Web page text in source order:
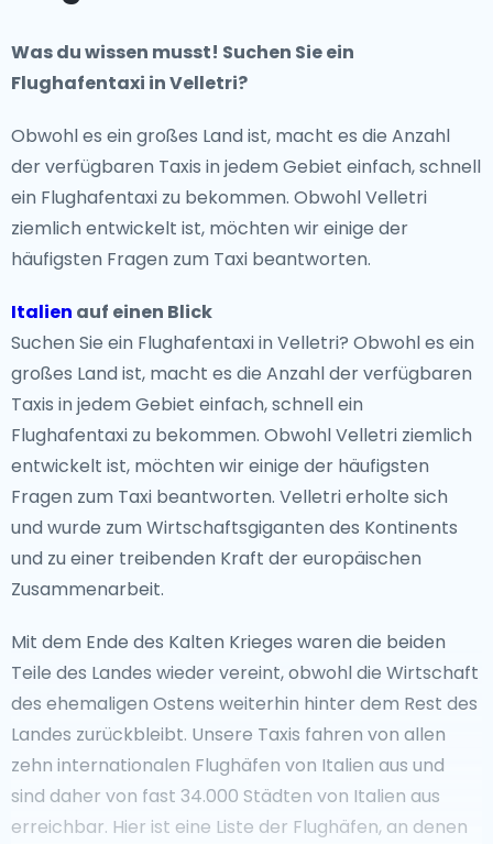
Was du wissen musst! Suchen Sie ein
Flughafentaxi in Velletri?
Obwohl es ein großes Land ist, macht es die Anzahl
der verfügbaren Taxis in jedem Gebiet einfach, schnell
ein Flughafentaxi zu bekommen. Obwohl Velletri
ziemlich entwickelt ist, möchten wir einige der
häufigsten Fragen zum Taxi beantworten.
Italien auf einen Blick
Suchen Sie ein Flughafentaxi in Velletri? Obwohl es ein
großes Land ist, macht es die Anzahl der verfügbaren
Taxis in jedem Gebiet einfach, schnell ein
Flughafentaxi zu bekommen. Obwohl Velletri ziemlich
entwickelt ist, möchten wir einige der häufigsten
Fragen zum Taxi beantworten. Velletri erholte sich
und wurde zum Wirtschaftsgiganten des Kontinents
und zu einer treibenden Kraft der europäischen
Zusammenarbeit.
Mit dem Ende des Kalten Krieges waren die beiden
Teile des Landes wieder vereint, obwohl die Wirtschaft
des ehemaligen Ostens weiterhin hinter dem Rest des
Landes zurückbleibt. Unsere Taxis fahren von allen
zehn internationalen Flughäfen von Italien aus und
sind daher von fast 34.000 Städten von Italien aus
erreichbar. Hier ist eine Liste der Flughäfen, an denen